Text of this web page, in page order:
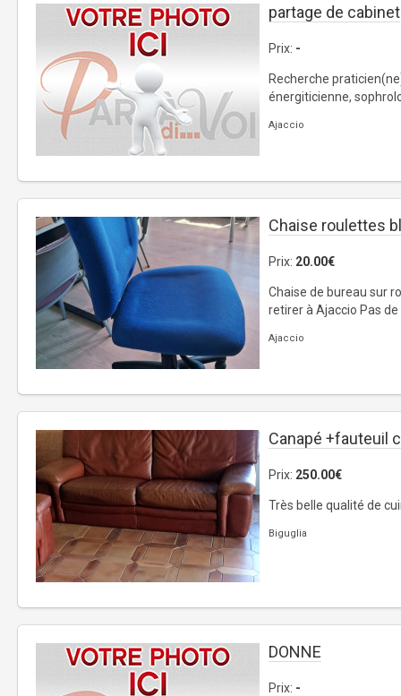
partage de cabinet
Prix: -
Recherche
énergiticienne,
Ajaccio
Chaise roulettes
Prix: 20.00€
Chaise de bureau sur
retirer à Ajaccio Pas
Ajaccio
Canapé +fauteuil
Prix: 250.00€
Très belle qualité de
Biguglia
DONNE
Prix: -